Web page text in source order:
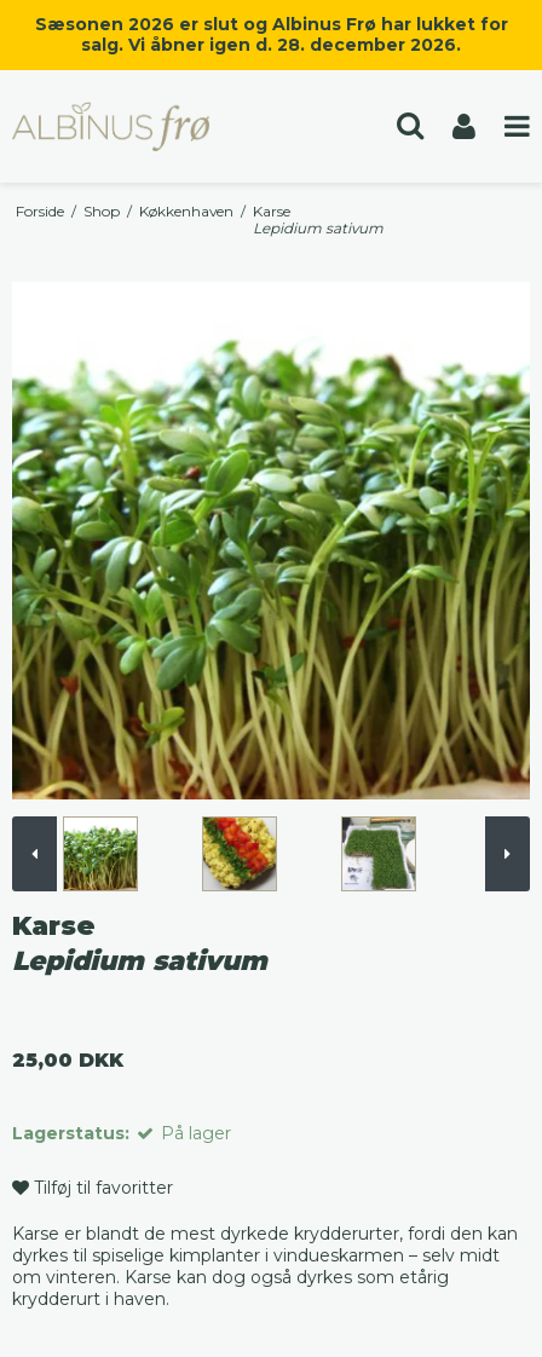
Sæsonen 2026 er slut og Albinus Frø har lukket for
salg. Vi åbner igen d. 28. december 2026.
Forside / Shop / Køkkenhaven / Karse
Lepidium sativum
Karse
Lepidium sativum
25,00 DKK
Lagerstatus: På lager
Tilføj til favoritter
Karse er blandt de mest dyrkede krydderurter, fordi den kan
dyrkes til spiselige kimplanter i vindueskarmen – selv midt
om vinteren. Karse kan dog også dyrkes som etårig
krydderurt i haven.